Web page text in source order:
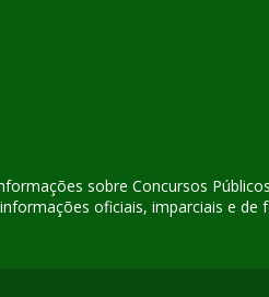
sobre Concursos
oficiais, imparciais e de